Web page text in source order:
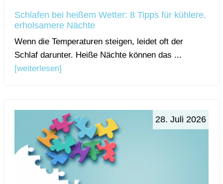
Schlafen bei heißem Wetter: 8 Tipps für kühlere,
erholsamere Nächte
Wenn die Temperaturen steigen, leidet oft der
Schlaf darunter. Heiße Nächte können das ...
[weiterlesen]
28. Juli 2026